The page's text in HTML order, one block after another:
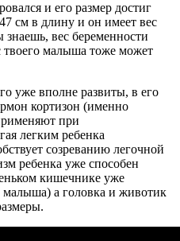
и его размер достиг
см в длину и он имеет вес
вес беременности
малыша тоже может
уже вполне развиты, в его
кортизон (именно
при
легким ребенка
созреванию легочной
ребенка уже способен
кишечнике уже
а головка и животик